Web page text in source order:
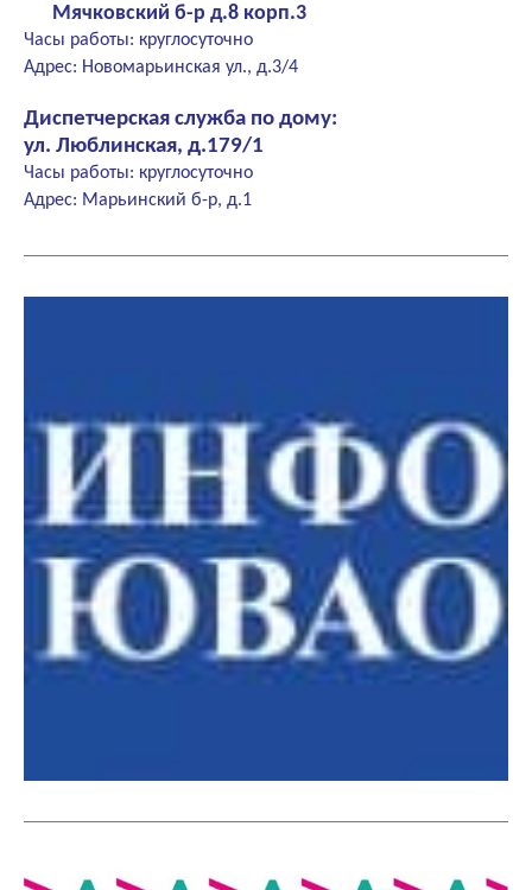
Мячковский б-р д.8 корп.3
Часы работы: круглосуточно
Адрес: Новомарьинская ул., д.3/4
Диспетчерская служба по дому:
ул. Люблинская, д.179/1
Часы работы: круглосуточно
Адрес: Марьинский б-р, д.1